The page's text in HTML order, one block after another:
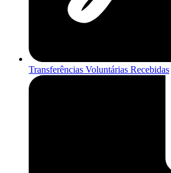
Transferências Voluntárias Recebidas